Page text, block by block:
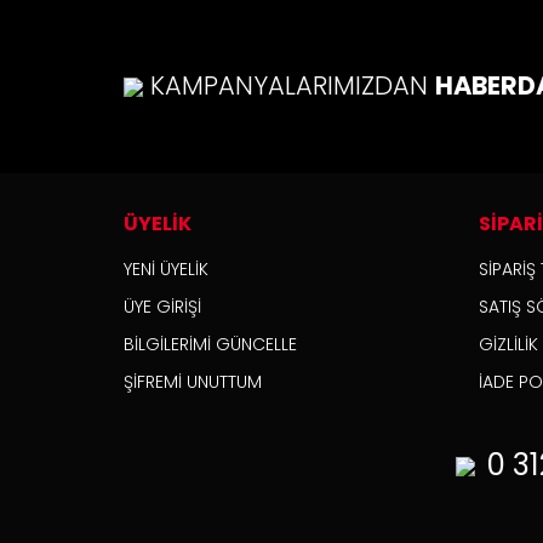
KAMPANYALARIMIZDAN
ÜYELİK
YENİ ÜYELİK
ÜYE GİRİŞİ
BİLGİLERİMİ GÜNCELLE
ŞİFREMİ UNUTTUM
SİPARİŞ
SATIŞ
İADE
0